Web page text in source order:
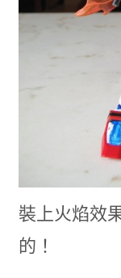
裝上火焰效
的！